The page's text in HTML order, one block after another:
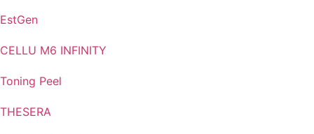
EstGen
CELLU M6 INFINITY
Toning Peel
THESERA